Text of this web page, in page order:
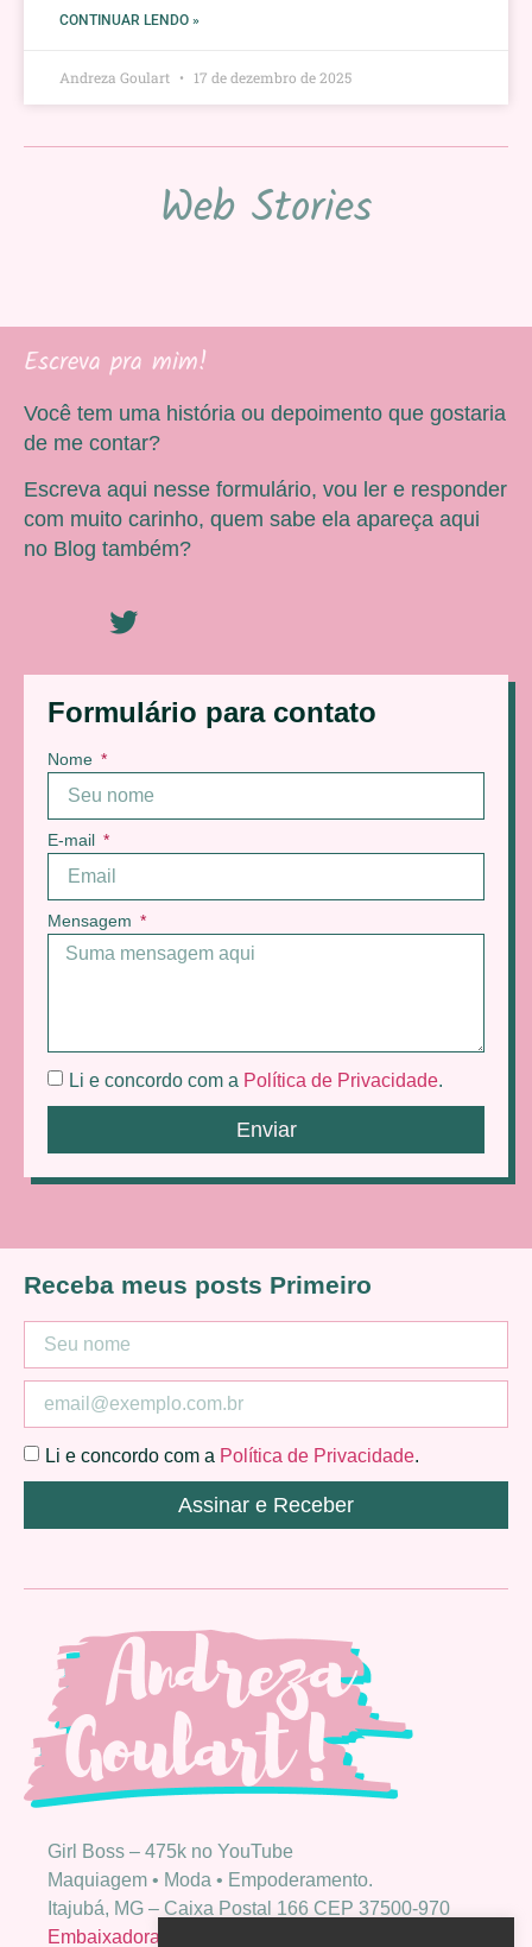
CONTINUAR LENDO »
Andreza Goulart 17 de dezembro de 2025
Web Stories
Formulário para contato
Nome
E-mail
Mensagem
Li e concordo com a Política de Privacidade.
Enviar
Escreva pra mim!
Você tem uma história ou depoimento que gostaria
de me contar?
Escreva aqui nesse formulário, vou ler e responder
com muito carinho, quem sabe ela apareça aqui
no Blog também?
Girl Boss – 475k no YouTube
Maquiagem • Moda • Empoderamento.
Itajubá, MG – Caixa Postal 166 CEP 37500-970
Embaixadora Bio Extratus
Receba meus posts Primeiro
Li e concordo com a Política de Privacidade.
Assinar e Receber